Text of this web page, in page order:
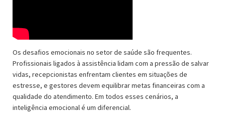
Os desafios emocionais no setor de saúde são frequentes.
Profissionais ligados à assistência lidam com a pressão de salvar
vidas, recepcionistas enfrentam clientes em situações de
estresse, e gestores devem equilibrar metas financeiras com a
qualidade do atendimento. Em todos esses cenários, a
inteligência emocional é um diferencial.